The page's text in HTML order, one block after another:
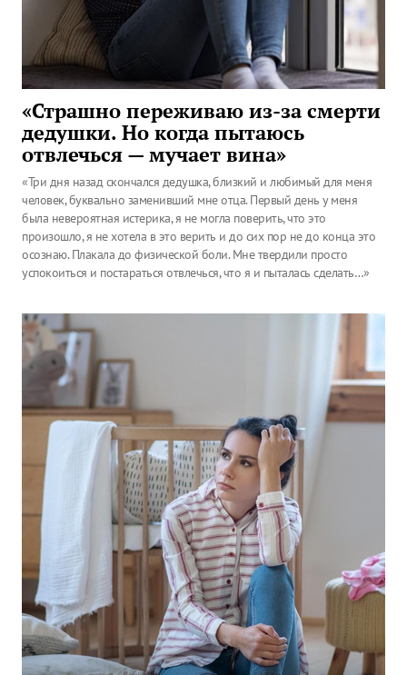
«Страшно переживаю из-за смерти
дедушки. Но когда пытаюсь
отвлечься — мучает вина»
«Три дня назад скончался дедушка, близкий и любимый для меня
человек, буквально заменивший мне отца. Первый день у меня
была невероятная истерика, я не могла поверить, что это
произошло, я не хотела в это верить и до сих пор не до конца это
осознаю. Плакала до физической боли. Мне твердили просто
успокоиться и постараться отвлечься, что я и пыталась сделать…»